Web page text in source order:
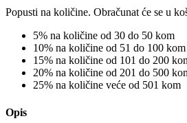
Popusti na količine. Obračunat će se u
5% na količine od 30 do 50 kom
10% na količine od 51 do 100 kom
15% na količine od 101 do 200
20% na količine od 201 do 500
25% na količine veće od 501 kom
Opis